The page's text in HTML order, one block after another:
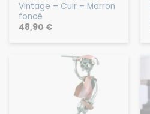
Vintage – Cuir – Marron
foncé
48,90 €